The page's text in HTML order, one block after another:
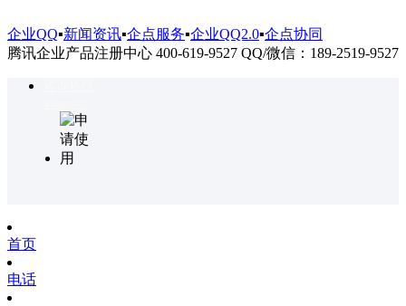
企业QQ▪新闻资讯▪企点服务▪企业QQ2.0▪企点协同
腾讯企业产品注册中心 400-619-9527 QQ/微信：189-2519-9527
首页
电话